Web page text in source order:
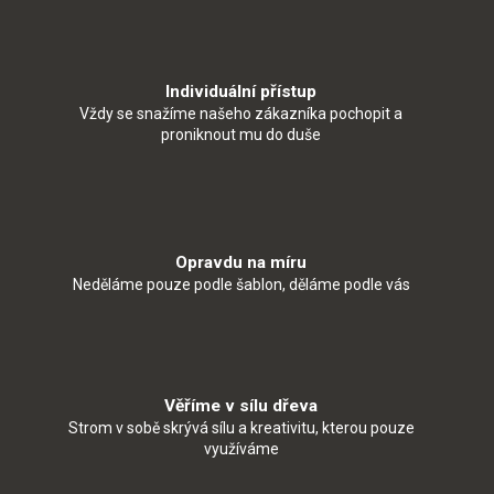
Individuální přístup
Vždy se snažíme našeho zákazníka pochopit a
proniknout mu do duše
Opravdu na míru
Neděláme pouze podle šablon, děláme podle vás
Věříme v sílu dřeva
Strom v sobě skrývá sílu a kreativitu, kterou pouze
využíváme